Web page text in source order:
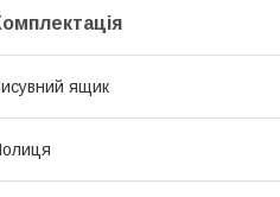
ящик